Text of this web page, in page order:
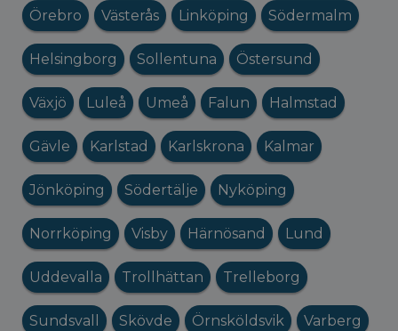
Örebro Västerås Linköping Södermalm
Helsingborg Sollentuna Östersund
Växjö Luleå Umeå Falun Halmstad
Gävle Karlstad Karlskrona Kalmar
Jönköping Södertälje Nyköping
Norrköping Visby Härnösand Lund
Uddevalla Trollhättan Trelleborg
Sundsvall Skövde Örnsköldsvik Varberg